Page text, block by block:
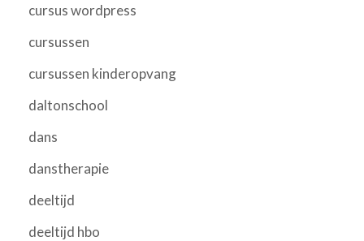
cursus wordpress
cursussen
cursussen kinderopvang
daltonschool
dans
danstherapie
deeltijd
deeltijd hbo